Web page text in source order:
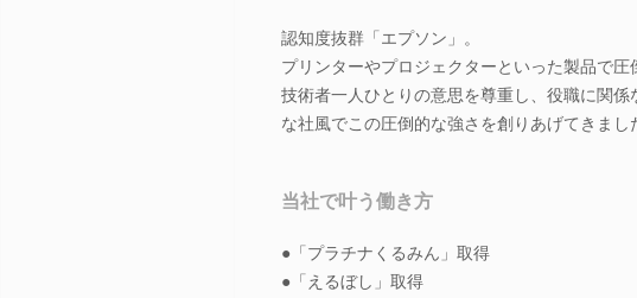
認知度抜群「エプソン」。
プリンターやプロジェクターといった製品で圧
技術者一人ひとりの意思を尊重し、役職に関
な社風でこの圧倒的な強さを創りあげてきまし
当社で叶う働き方
●「プラチナくるみん」取得
●「えるぼし」取得